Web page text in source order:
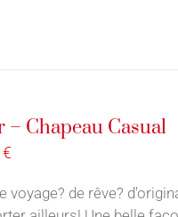
– Chapeau Casual
€
voyage? de rêve?